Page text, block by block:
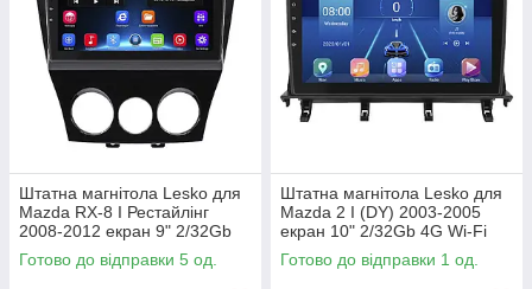
Штатна магнітола Lesko для
Mazda RX-8 I Рестайлінг
2008-2012 екран 9" 2/32Gb
Wi-Fi GPS Base Мазда
Готово до відправки 5 од.
Штатна магнітола Lesko для
Mazda 2 I (DY) 2003-2005
екран 10" 2/32Gb 4G Wi-Fi
GPS Top Мазда
Готово до відправки 1 од.